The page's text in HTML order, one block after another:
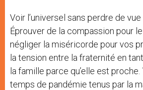
Voir l’universel sans perdre de
Éprouver de la compassion pour
négliger la miséricorde pour vos
la tension entre la fraternité en
la famille parce qu’elle est
temps de pandémie tenus par la